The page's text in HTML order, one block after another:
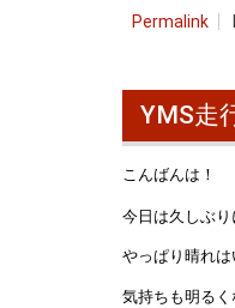
Permalink
YMS走
こんばんは！
今日は久しぶり
やっぱり晴れは
気持ちも明るく